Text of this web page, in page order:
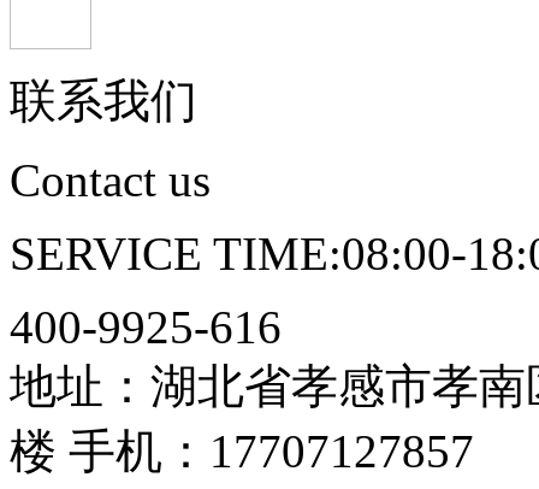
联系我们
Contact us
SERVICE TIME:08:00-
400-9925-616
地址：湖北省孝感市孝
楼 手机：17707127857